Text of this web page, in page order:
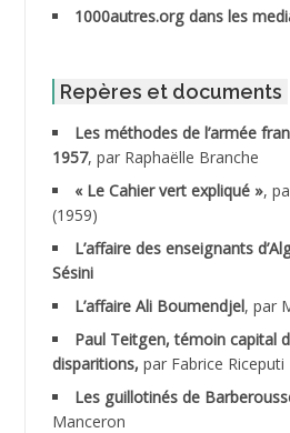
ABID Mohamed
ABNOUN Salah
ACHACHE M.*
ACHLAF Ali
ADALMI
ADANE Ramdane *
1000autres.org dans les
Repères et documents
Les méthodes de l’armée
1957, par Raphaëlle Branche
« Le Cahier vert expliqué »,
(1959)
L’affaire des enseignants
Sésini
L’affaire Ali Boumendjel, par
Paul Teitgen, témoin capital
disparitions, par Fabrice Riceputi
Les guillotinés de
Manceron